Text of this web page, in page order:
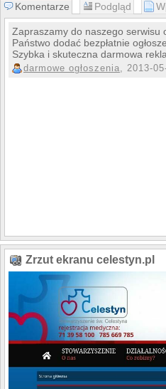
Komentarze Podgląd
Zapraszamy do naszego serwisu
Państwo dodać bezpłatnie
Szybka i skuteczna darmowa
darmowe ogłoszenia, 2013-
Zrzut ekranu celestyn.pl